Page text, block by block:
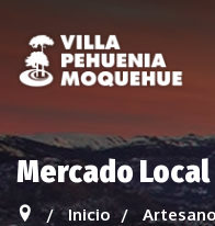
Mercado Local
Inicio